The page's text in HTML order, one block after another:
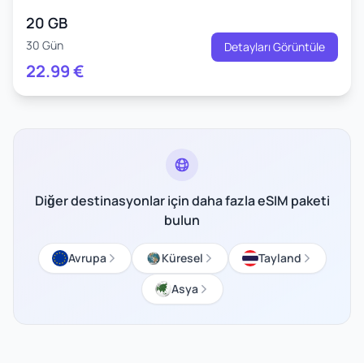
20 GB
30 Gün
22.99€
Detayları Görüntüle
Diğer destinasyonlar için daha fazla eSIM paketi
bulun
Avrupa Küresel
Tayland
Asya